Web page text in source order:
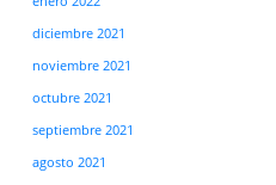
diciembre 2021
noviembre 2021
octubre 2021
septiembre 2021
agosto 2021